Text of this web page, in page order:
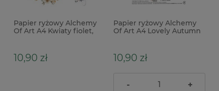
Papier ryżowy Alchemy
Of Art A4 Kwiaty fiolet,
10,90 zł
Papier ryżowy Alchemy
Of Art A4 Lovely Autumn
10,90 zł
- +